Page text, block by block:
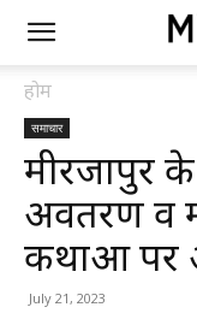
होम
समाचार
मीरजापुर
अवतरण व
कथाओं पर
July 21, 2023